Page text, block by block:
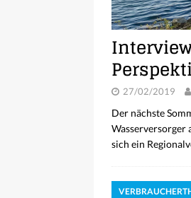
27/02/2019
Der nächste
Wasserversorger
sich ein